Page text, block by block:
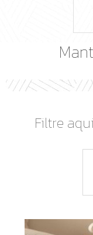
Filtre